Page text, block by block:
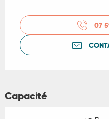
Ouverture et
07
Capacité